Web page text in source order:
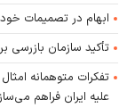
ابهام در تصمیمات
تأکید سازمان بازرسی
تفکرات متوهمانه
علیه ایران فراهم